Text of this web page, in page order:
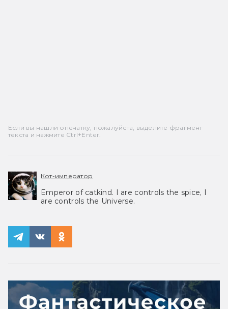
Если вы нашли опечатку, пожалуйста, выделите фрагмент
текста и нажмите Ctrl+Enter.
Кот-император
Emperor of catkind. I are controls the spice, I
are controls the Universe.